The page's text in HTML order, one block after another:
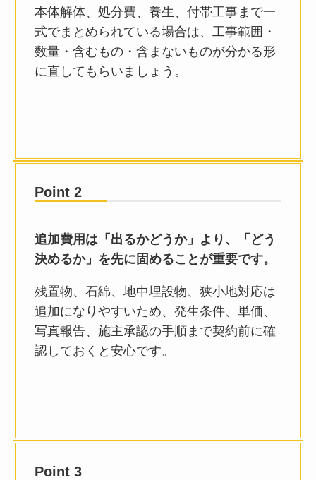
本体解体、処分費、養生、付帯工事まで一
式でまとめられている場合は、工事範囲・
数量・含むもの・含まないものが分かる形
に直してもらいましょう。
Point 2
追加費用は「出るかどうか」より、「どう
決めるか」を先に固めることが重要です。
残置物、石綿、地中埋設物、狭小地対応は
追加になりやすいため、発生条件、単価、
写真報告、施主承認の手順まで契約前に確
認しておくと安心です。
Point 3